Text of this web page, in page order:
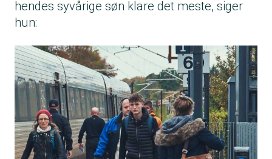
hendes syvårige søn klare det meste, siger
hun: